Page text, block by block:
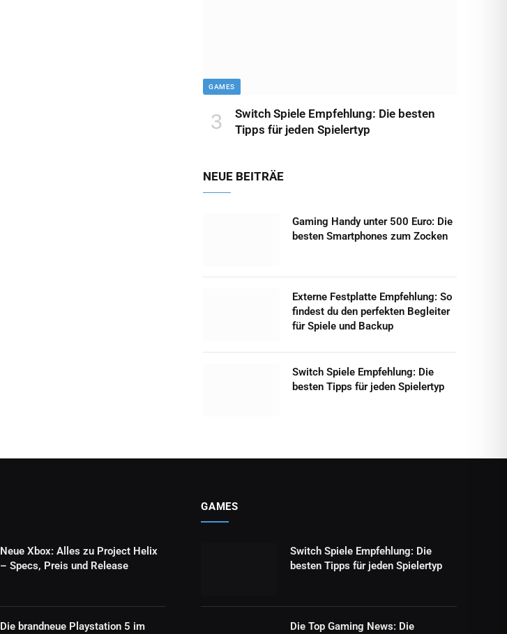
GAMES
Switch Spiele Empfehlung: Die besten
Tipps für jeden Spielertyp
NEUE BEITRÄE
Gaming Handy unter 500 Euro: Die
besten Smartphones zum Zocken
Externe Festplatte Empfehlung: So
findest du den perfekten Begleiter
für Spiele und Backup
Switch Spiele Empfehlung: Die
besten Tipps für jeden Spielertyp
Neue Xbox: Alles zu Project Helix
– Specs, Preis und Release
Die brandneue Playstation 5 im
GAMES
Switch Spiele Empfehlung: Die
besten Tipps für jeden Spielertyp
Die Top Gaming News: Die